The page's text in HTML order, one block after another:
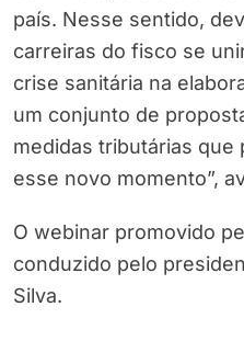
país. Nesse sentido,
carreiras do fisco se
crise sanitária na
um conjunto de
medidas tributárias que
esse novo momento”,
O webinar promovido
conduzido pelo
Silva.